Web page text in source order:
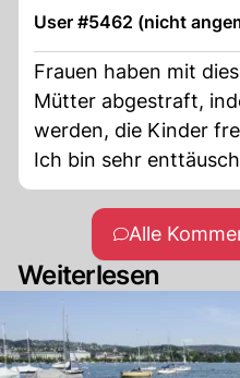
User #5462 (nicht
Frauen haben mit
Mütter abgestraft,
werden, die Kinder
Ich bin sehr
Politikerinnen. Sie
eine Grundlage,,
längeren
können. Viele Frauen werden sich nach der
Geburt
wieder zulasten der
abgerechnet. Denn 4
Alle
Weiterlesen